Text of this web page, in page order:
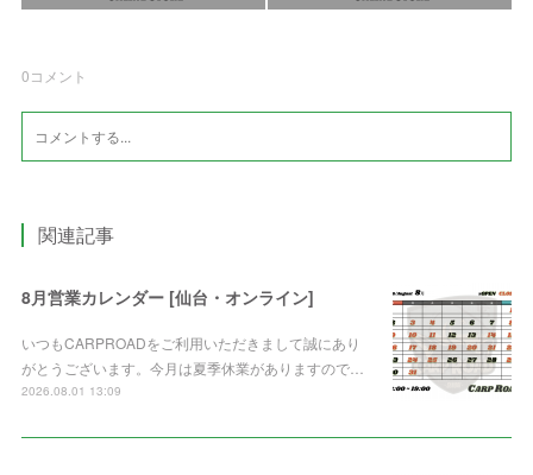
0コメント
関連記事
8月営業カレンダー [仙台・オンライン]
いつもCARPROADをご利用いただきまして誠にあり
がとうございます。今月は夏季休業がありますので…
2026.08.01 13:09